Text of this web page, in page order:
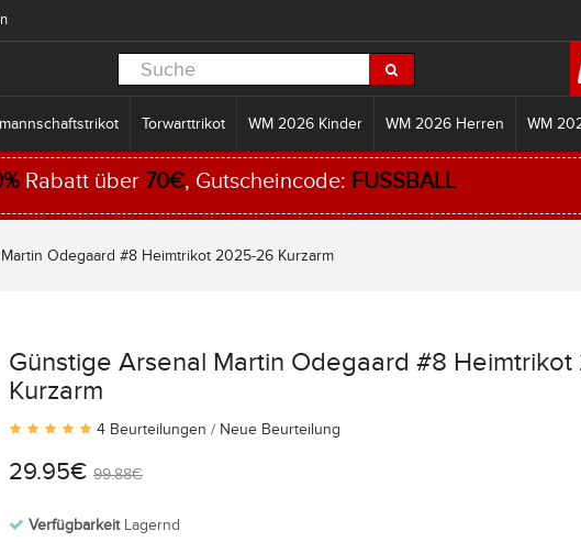
Torwarttrikot WM 2026 Kinder WM 2026 Herren WM
Rabatt über 70€, Gutscheincode: FUSSBALL
Odegaard #8 Heimtrikot 2025-26 Kurzarm
Günstige Arsenal Martin Odegaard #8
Kurzarm
4 Beurteilungen / Neue Beurteilung
29.95€ 99.88€
VerfügbarkeitLagernd